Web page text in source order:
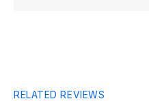
RELATED REVIEWS